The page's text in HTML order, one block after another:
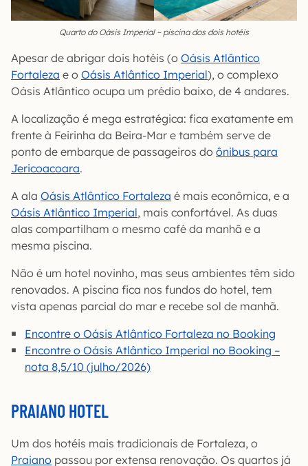
Quarto do Oásis Imperial – piscina dos dois hotéis
Apesar de abrigar dois hotéis (o Oásis Atlântico
Fortaleza e o Oásis Atlântico Imperial), o complexo
Oásis Atlântico ocupa um prédio baixo, de 4 andares.
A localização é mega estratégica: fica exatamente em
frente à Feirinha da Beira-Mar e também serve de
ponto de embarque de passageiros do ônibus para
Jericoacoara.
A ala Oásis Atlântico Fortaleza é mais econômica, e a
Oásis Atlântico Imperial, mais confortável. As duas
alas compartilham o mesmo café da manhã e a
mesma piscina.
Não é um hotel novinho, mas seus ambientes têm sido
renovados. A piscina fica nos fundos do hotel, tem
vista apenas parcial do mar e recebe sol de manhã.
Encontre o Oásis Atlântico Fortaleza no Booking
Encontre o Oásis Atlântico Imperial no Booking –
nota 8,5/10 (julho/2026)
PRAIANO HOTEL
Um dos hotéis mais tradicionais de Fortaleza, o
Praiano passou por extensa renovação. Os quartos já